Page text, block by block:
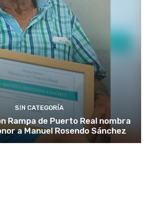
SIN CATEGORÍA
Rampa de Puerto Real nombra
a Manuel Rosendo Sánchez